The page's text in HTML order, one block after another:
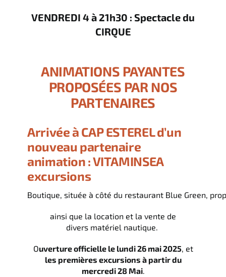
VENDREDI 4 à 21h30 : Spectacle du
CIRQUE
ANIMATIONS PAYANTES
PROPOSÉES PAR NOS
PARTENAIRES
Arrivée à CAP ESTEREL d’un
nouveau partenaire
animation : VITAMINSEA
excursions
Boutique, située à côté du restaurant Blue Green,
ainsi que la location et la vente de
divers matériel nautique.
Ouverture officielle le lundi 26 mai 2025, et
les premières excursions à partir du
mercredi 28 Mai.